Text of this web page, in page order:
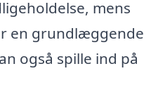
mens
en grundlæggende
også spille ind på